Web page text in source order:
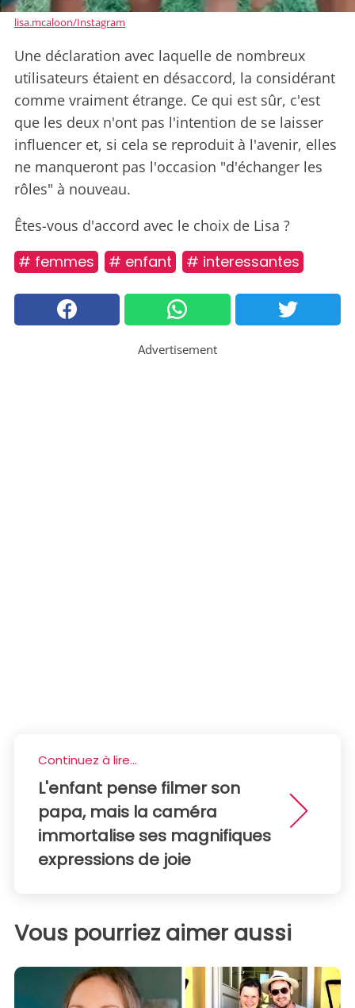
lisa.mcaloon/Instagram
Une déclaration avec laquelle de nombreux
utilisateurs étaient en désaccord, la considérant
comme vraiment étrange. Ce qui est sûr, c'est
que les deux n'ont pas l'intention de se laisser
influencer et, si cela se reproduit à l'avenir, elles
ne manqueront pas l'occasion "d'échanger les
rôles" à nouveau.
Êtes-vous d'accord avec le choix de Lisa ?
# femmes # enfant # interessantes
Advertisement
Continuez à lire...
L'enfant pense filmer son
papa, mais la caméra
immortalise ses magnifiques
expressions de joie
Vous pourriez aimer aussi